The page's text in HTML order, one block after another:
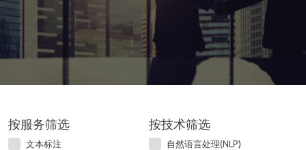
按服务筛选
文本标注
按技术筛选
自然语言处理(NLP)